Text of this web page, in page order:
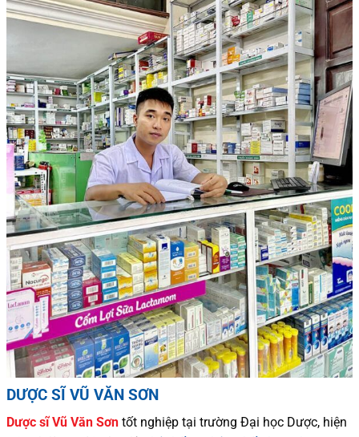
DƯỢC SĨ VŨ VĂN SƠN
Dược sĩVũ Văn Sơn tốt nghiệp tại trường Đại học Dược, hiện